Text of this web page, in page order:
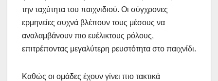
την ταχύτητα του παιχνιδιού. Οι σύγχρονες
ερμηνείες συχνά βλέπουν τους μέσους να
αναλαμβάνουν πιο ευέλικτους ρόλους,
επιτρέποντας μεγαλύτερη ρευστότητα στο παιχνίδι.
Καθώς οι ομάδες έχουν γίνει πιο τακτικά